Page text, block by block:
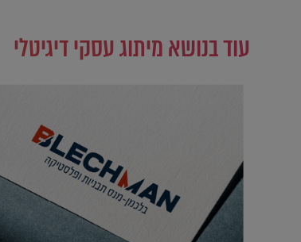
עוד בנושא מיתוג עסקי דיגיטלי